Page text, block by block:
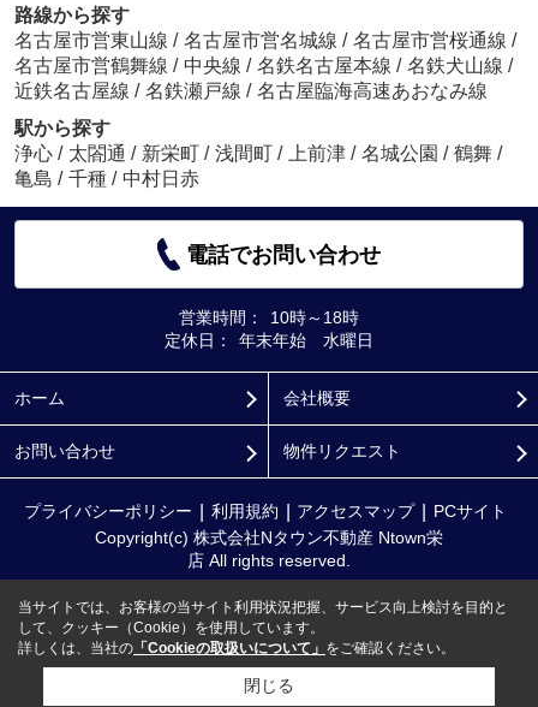
路線から探す
名古屋市営東山線 / 名古屋市営名城線 / 名古屋市営桜通線 /
名古屋市営鶴舞線 / 中央線 / 名鉄名古屋本線 / 名鉄犬山線 /
近鉄名古屋線 / 名鉄瀬戸線 / 名古屋臨海高速あおなみ線
駅から探す
浄心 / 太閤通 / 新栄町 / 浅間町 / 上前津 / 名城公園 / 鶴舞 /
亀島 / 千種 / 中村日赤
電話でお問い合わせ
営業時間：
10時～18時
定休日：
年末年始 水曜日
ホーム 会社概要
お問い合わせ 物件リクエスト
プライバシーポリシー 利用規約 アクセスマップ
PCサイト
Copyright(c) 株式会社Nタウン不動産 Ntown栄
店 All rights reserved.
当サイトでは、お客様の当サイト利用状況把握、サービス向上検討を目的と
して、クッキー（Cookie）を使用しています。
詳しくは、当社の 「Cookieの取扱いについて」 をご確認ください。
閉じる